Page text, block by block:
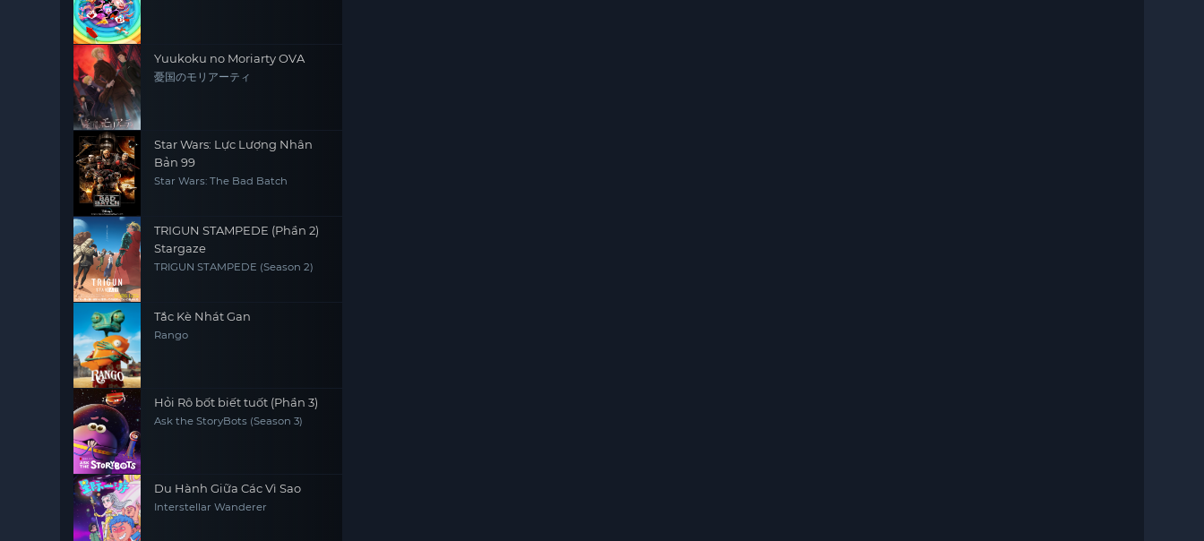
Yuukoku no Moriarty OVA
憂国のモリアーティ
Star Wars: Lực Lượng Nhân
Bản 99
Star Wars: The Bad Batch
TRIGUN STAMPEDE (Phần 2)
Stargaze
TRIGUN STAMPEDE (Season 2)
Tắc Kè Nhát Gan
Rango
Hỏi Rô bốt biết tuốt (Phần 3)
Ask the StoryBots (Season 3)
Du Hành Giữa Các Vì Sao
Interstellar Wanderer